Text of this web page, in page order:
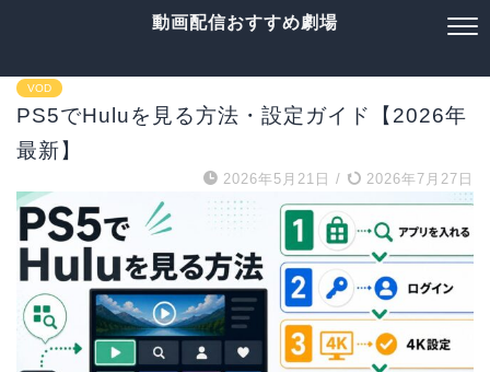
動画配信おすすめ劇場
VOD
PS5でHuluを見る方法・設定ガイド【2026年
最新】
2026年5月21日 / 2026年7月27日